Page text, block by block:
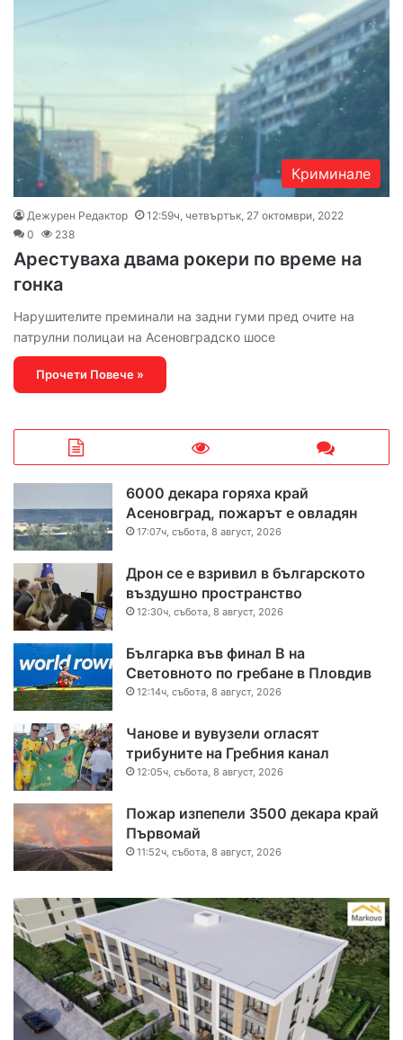
Криминале
Дежурен Редактор
12:59ч, четвъртък, 27 октомври, 2022
0
238
Арестуваха двама рокери по време на
гонка
Нарушителите преминали на задни гуми пред очите на
патрулни полицаи на Асеновградско шосе
Прочети Повече »
6000 декара горяха край
Асеновград, пожарът е овладян
17:07ч, събота, 8 август, 2026
Дрон се е взривил в българското
въздушно пространство
12:30ч, събота, 8 август, 2026
Българка във финал B на
Световното по гребане в Пловдив
12:14ч, събота, 8 август, 2026
Чанове и вувузели огласят
трибуните на Гребния канал
12:05ч, събота, 8 август, 2026
Пожар изпепели 3500 декара край
Първомай
11:52ч, събота, 8 август, 2026